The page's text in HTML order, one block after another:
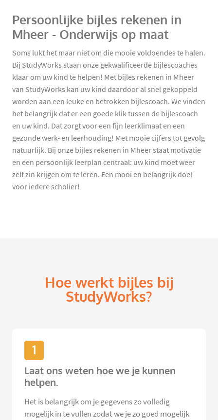
Persoonlijke bijles rekenen in
Mheer - Onderwijs op maat
Soms lukt het maar niet om die mooie voldoendes te halen.
Bij StudyWorks staan onze gekwalificeerde bijlescoaches
klaar om uw kind te helpen! Met bijles rekenen in Mheer
van StudyWorks kan uw kind daardoor al snel gekoppeld
worden aan een leuke en betrokken bijlescoach. We vinden
het belangrijk dat er een goede klik tussen de bijlescoach
en uw kind. Dat zorgt voor een fijn leerklimaat en een
gezonde werk- en leerhouding! Met mooie cijfers tot gevolg
natuurlijk. Bij onze bijles rekenen in Mheer staat motivatie
en een persoonlijk leerplan centraal: uw kind moet weer
zelf zin krijgen om te leren. Een mooi en belangrijk doel
voor iedere scholier!
Hoe werkt bijles bij
StudyWorks?
1
Laat ons weten hoe we je kunnen
helpen.
Het is belangrijk om je gegevens zo volledig
mogelijk in te vullen zodat we je zo goed mogelijk